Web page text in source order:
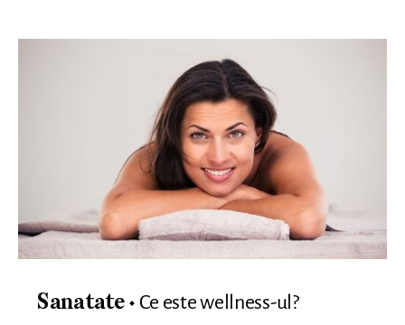
Sanatate Ce este wellness-ul?